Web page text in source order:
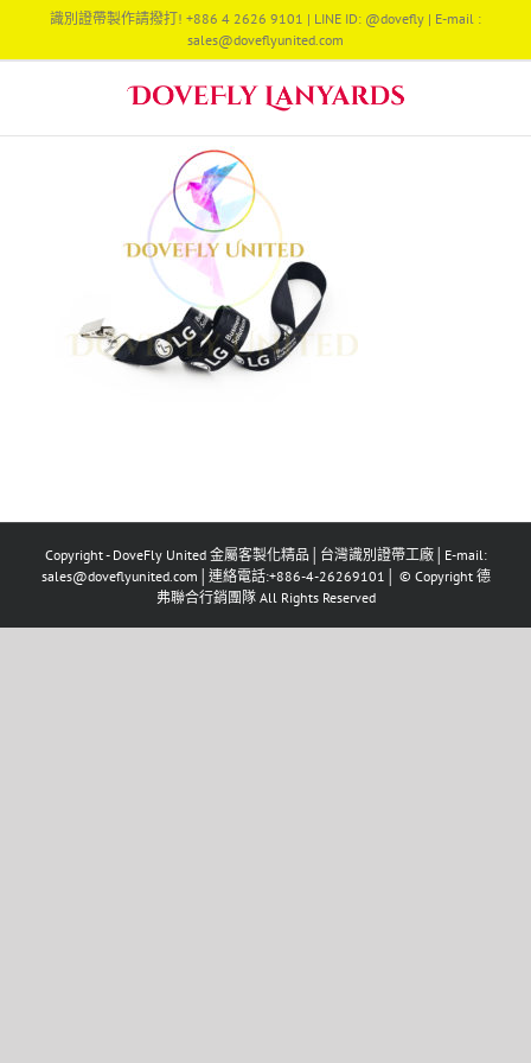
content
識別證帶製作請撥打! +886 4 2626 9101 | LINE ID: @dovefly | E-mail :
sales@doveflyunited.com
Copyright - DoveFly United 金屬客製化精品│台灣識別證帶工廠│E-mail:
sales@doveflyunited.com│連絡電話:+886-4-26269101│ © Copyright 德
弗聯合行銷團隊 All Rights Reserved